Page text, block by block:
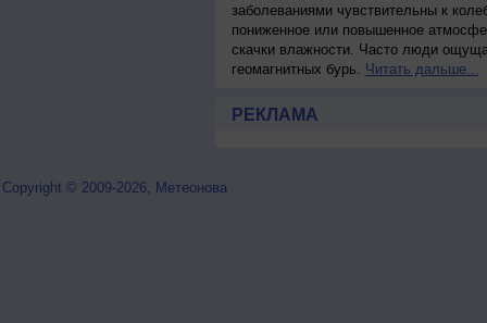
заболеваниями чувствительны к
пониженное или повышенное
скачки влажности. Часто люди
геомагнитных бурь. Читать дальше...
РЕКЛАМА
Copyright © 2009-2026, Метеонова